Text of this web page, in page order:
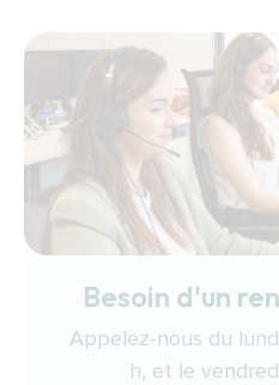
Besoin d'un
Appelez-nous du
h, et le